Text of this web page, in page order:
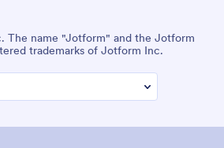
rekisteröityjä tavaramerkkejä.